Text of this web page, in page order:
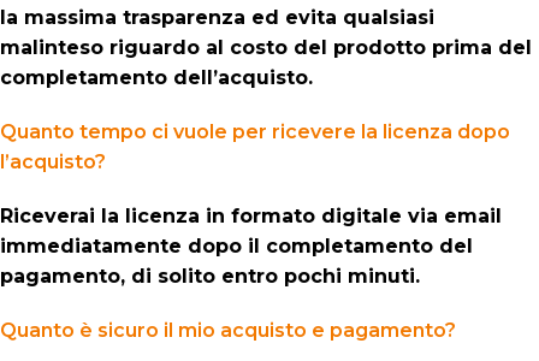
la massima trasparenza ed evita qualsiasi
malinteso riguardo al costo del prodotto prima del
completamento dell’acquisto.
Quanto tempo ci vuole per ricevere la licenza dopo
l’acquisto?
Riceverai la licenza in formato digitale via email
immediatamente dopo il completamento del
pagamento, di solito entro pochi minuti.
Quanto è sicuro il mio acquisto e pagamento?